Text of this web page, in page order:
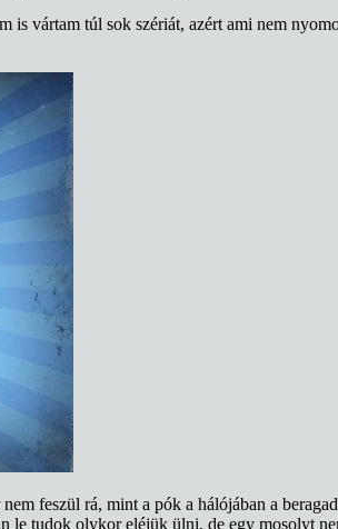
vártam túl sok szériát, azért ami nem
feszül rá, mint a pók a hálójában a
le tudok olykor eléjük ülni, de egy mosolyt